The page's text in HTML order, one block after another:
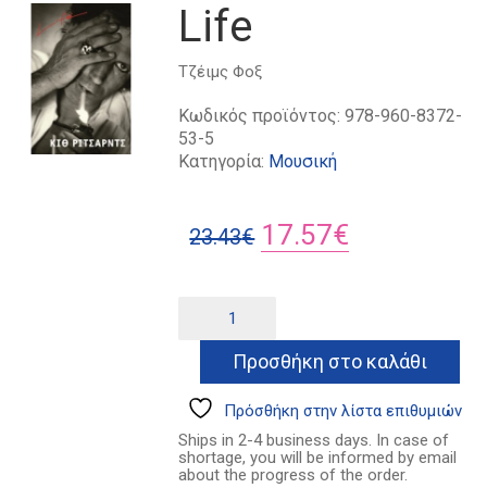
Life
Τζέιμς Φοξ
Κωδικός προϊόντος:978-960-8372-
53-5
Κατηγορία: Μουσική
23.43€ Original
23.43€.
17.57€
είναι:
17.57€.
ποσότητα
Προσθήκη στο καλάθι
Πρόσθήκη στην λίστα επιθυμιών
Ships in 2-4 business days. In case of
shortage, you will be informed by email
about the progress of the order.